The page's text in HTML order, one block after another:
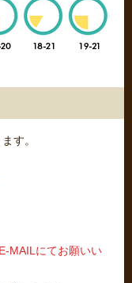
す。
MAILにてお願いい